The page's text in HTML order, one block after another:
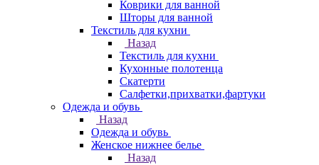
Коврики для ванной
Шторы для ванной
Текстиль для кухни
Назад
Текстиль для кухни
Кухонные полотенца
Скатерти
Салфетки,прихватки,фартуки
Одежда и обувь
Назад
Одежда и обувь
Женское нижнее белье
Назад